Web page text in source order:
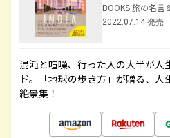
BOOKS 旅の名言
2022.07.14 発売
混沌と喧噪、行った人の大半が人
ド。「地球の歩き方」が贈る、
絶景集！